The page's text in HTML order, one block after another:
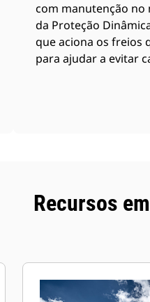
com manutenção no
da Proteção
que aciona os freios
para ajudar a evitar
Recursos